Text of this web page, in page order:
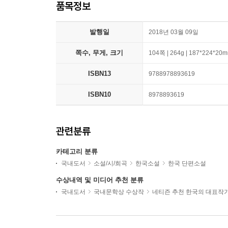
품목정보
발행일 2018년 03월 09일
쪽수, 무게, 크기 104쪽 | 264g |
ISBN13 9788978893619
ISBN10 8978893619
관련분류
카테고리 분류
국내도서 소설/시/희곡 한국소설 한국 단편소설
수상내역 및 미디어 추천 분류
국내도서 국내문학상 수상작 네티즌 추천 한국의 대표작